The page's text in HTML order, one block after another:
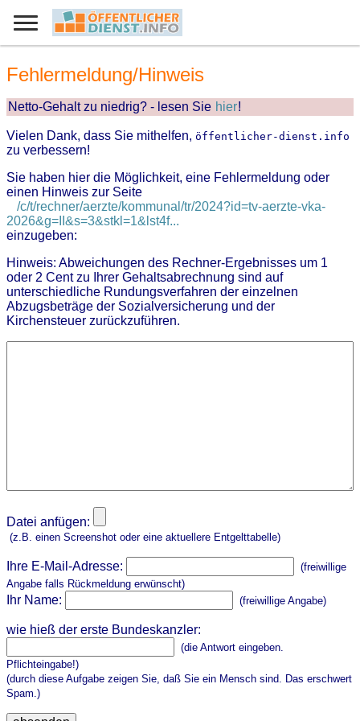
Fehlermeldung/Hinweis
Netto-Gehalt zu niedrig? - lesen Sie hier!
Vielen Dank, dass Sie mithelfen, öffentlicher-dienst.info
zu verbessern!
Sie haben hier die Möglichkeit, eine Fehlermeldung oder
einen Hinweis zur Seite
/c/t/rechner/aerzte/kommunal/tr/2024?id=tv-aerzte-vka-
2026&g=II&s=3&stkl=1&lst4f...
einzugeben:
Hinweis: Abweichungen des Rechner-Ergebnisses um 1
oder 2 Cent zu Ihrer Gehaltsabrechnung sind auf
unterschiedliche Rundungsverfahren der einzelnen
Abzugsbeträge der Sozialversicherung und der
Kirchensteuer zurückzuführen.
Datei anfügen:
(z.B. einen Screenshot oder eine aktuellere Entgelttabelle)
Ihre E-Mail-Adresse:
(freiwillige
Angabe falls Rückmeldung erwünscht)
Ihr Name: (freiwillige Angabe)
wie hieß der erste Bundeskanzler:
(die Antwort eingeben.
Pflichteingabe!)
(durch diese Aufgabe zeigen Sie, daß Sie ein Mensch sind. Das erschwert
Spam.)